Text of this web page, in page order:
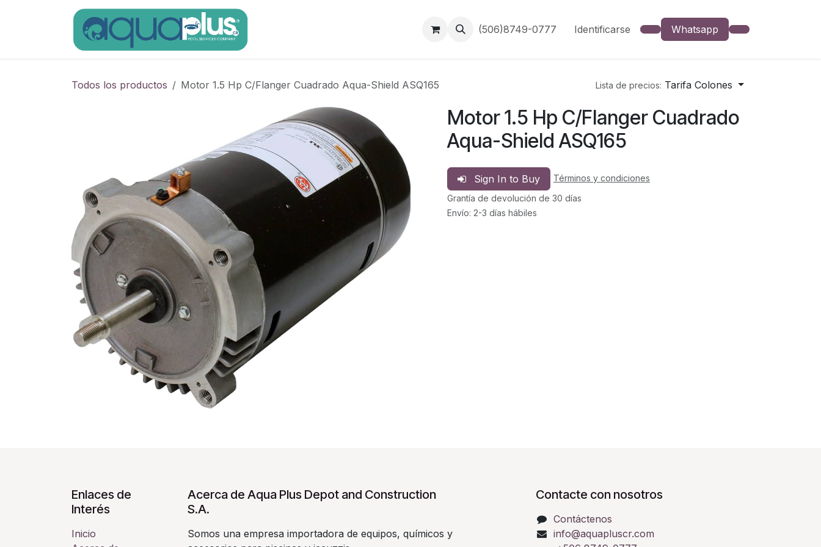
(506)8749-0777 Identificarse Whatsapp
Todos los productos Motor 1.5 Hp C/Flanger Cuadrado Aqua-Shield ASQ165 Lista de precios: Tarifa Colones
Motor 1.5 Hp C/Flanger Cuadrado
Aqua-Shield ASQ165
Sign In to Buy
Términos y condiciones
Grantía de devolución de 30 días
Envío: 2-3 días hábiles
Enlaces de
Interés
Inicio
Acerca de Aqua Plus Depot and Construction
S.A.
Somos una empresa importadora de equipos, químicos y
Contacte con nosotros
Contáctenos
info@aquapluscr.com